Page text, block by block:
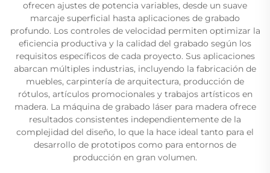
ofrecen ajustes de potencia variables, desde un suave
marcaje superficial hasta aplicaciones de grabado
profundo. Los controles de velocidad permiten optimizar la
eficiencia productiva y la calidad del grabado según los
requisitos específicos de cada proyecto. Sus aplicaciones
abarcan múltiples industrias, incluyendo la fabricación de
muebles, carpintería de arquitectura, producción de
rótulos, artículos promocionales y trabajos artísticos en
madera. La máquina de grabado láser para madera ofrece
resultados consistentes independientemente de la
complejidad del diseño, lo que la hace ideal tanto para el
desarrollo de prototipos como para entornos de
producción en gran volumen.